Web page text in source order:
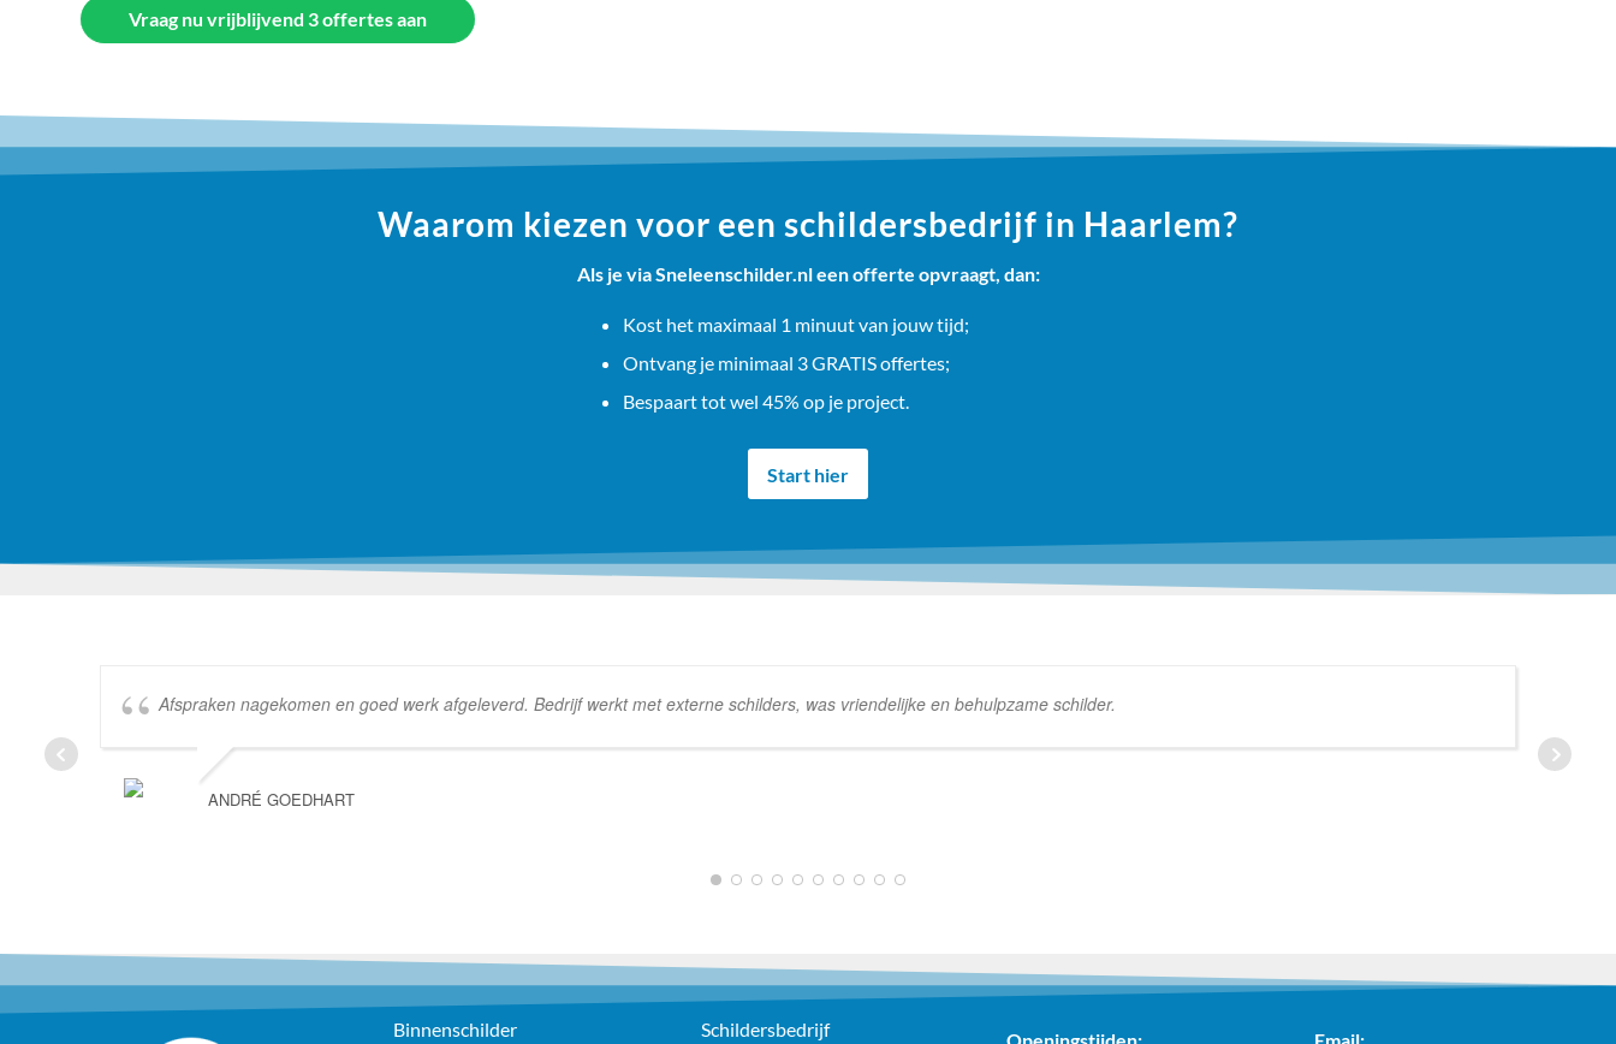
Vraag nu vrijblijvend 3 offertes aan
Waarom kiezen voor een schildersbedrijf in Haarlem?
Als je via Sneleenschilder.nl een offerte opvraagt, dan:
Kost het maximaal 1 minuut van jouw tijd;
Ontvang je minimaal 3 GRATIS offertes;
Bespaart tot wel 45% op je project.
Start hier
Afspraken nagekomen en goed werk afgeleverd. Bedrijf werkt met externe schilders, was vriendelijke en behulpzame schilder.
ANDRÉ GOEDHART
1 2 3 4 5 6 7 8 9 10
Binnenschilder Schildersbedrijf